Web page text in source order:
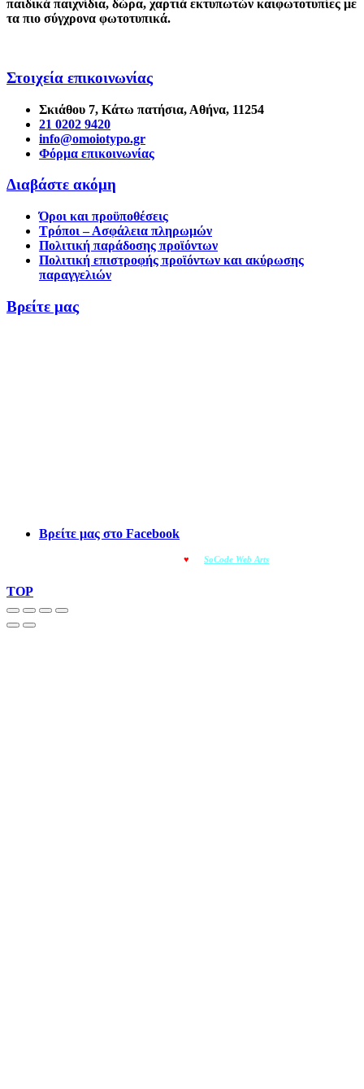
παιδικά παιχνίδια, δώρα, χαρτιά εκτυπωτών καιφωτοτυπίες με
τα πιο σύγχρονα φωτοτυπικά.
Στοιχεία επικοινωνίας
Σκιάθου 7, Κάτω πατήσια, Αθήνα, 11254
21 0202 9420
info@omoiotypo.gr
Φόρμα επικοινωνίας
Διαβάστε ακόμη
Όροι και προϋποθέσεις
Τρόποι – Ασφάλεια πληρωμών
Πολιτική παράδοσης προϊόντων
Πολιτική επιστροφής προϊόντων και ακύρωσης
παραγγελιών
Βρείτε μας
Βρείτε μας στο Facebook
♥ SoCode Web Arts
TOP